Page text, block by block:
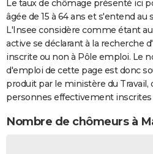
Le taux de chômage présenté ici
âgée de 15 à 64 ans et s'entend
L'Insee considère comme étant
active se déclarant à la recherche
inscrite ou non à Pôle emploi. Le
d'emploi de cette page est donc
produit par le ministère du Travail,
personnes effectivement inscrites
Nombre de chômeurs à